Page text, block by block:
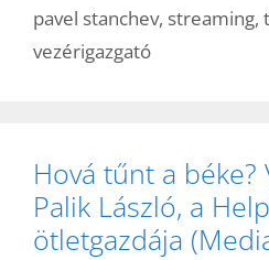
pavel stanchev, streaming,
vezérigazgató
Hová tűnt a
Palik László, a
ötletgazdája